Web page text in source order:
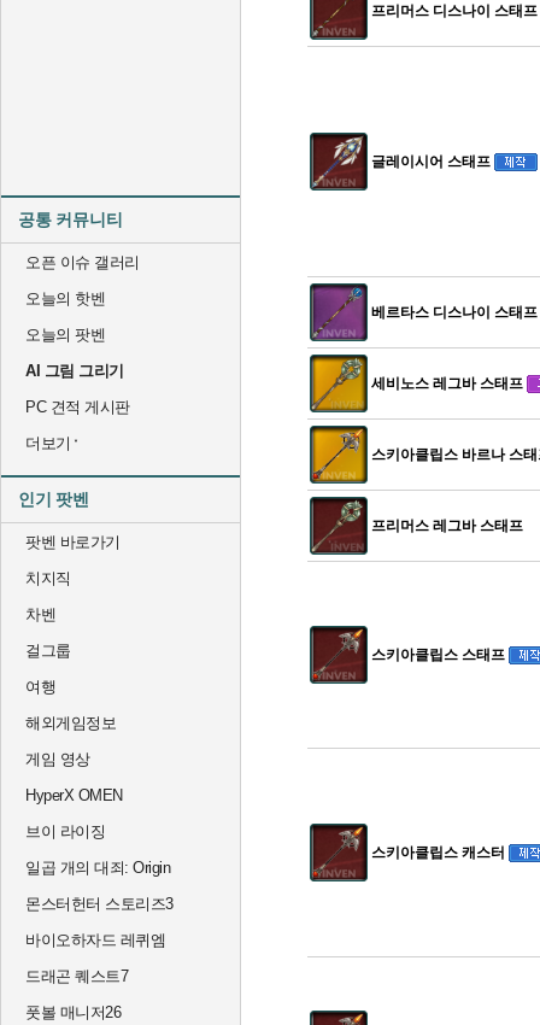
공통 커뮤니티
오픈 이슈 갤러리
오늘의 핫벤
오늘의 팟벤
AI 그림 그리기
PC 견적 게시판
더보기
인기 팟벤
팟벤 바로가기
치지직
차벤
걸그룹
여행
해외게임정보
게임 영상
HyperX OMEN
브이 라이징
일곱 개의 대죄: Origin
몬스터헌터 스토리즈3
바이오하자드 레퀴엠
드래곤 퀘스트7
풋볼 매니저26
프리머스 디스나이 스태프
글레이시어 스태프
베르타스 디스나이 스태프
세비노스 레그바 스태프
스키아클립스 바르나 스
프리머스 레그바 스태프
스키아클립스 스태프
스키아클립스 캐스터